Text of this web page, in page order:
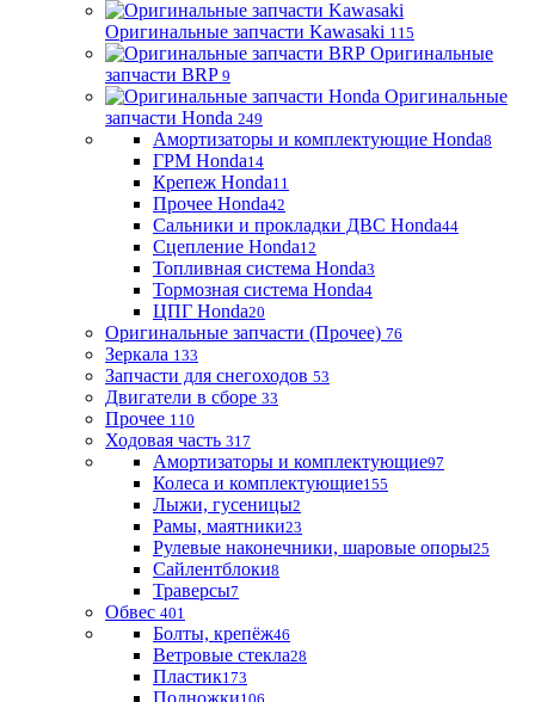
Оригинальные запчасти Kawasaki 115
Оригинальные
запчасти BRP 9
Оригинальные
запчасти Honda 249
Амортизаторы и комплектующие Honda8
ГРМ Honda14
Крепеж Honda11
Прочее Honda42
Сальники и прокладки ДВС Honda44
Сцепление Honda12
Топливная система Honda3
Тормозная система Honda4
ЦПГ Honda20
Оригинальные запчасти (Прочее) 76
Зеркала 133
Запчасти для снегоходов 53
Двигатели в сборе 33
Прочее 110
Ходовая часть 317
Амортизаторы и комплектующие97
Колеса и комплектующие155
Лыжи, гусеницы2
Рамы, маятники23
Рулевые наконечники, шаровые опоры25
Сайлентблоки8
Траверсы7
Обвес 401
Болты, крепёж46
Ветровые стекла28
Пластик173
Подножки